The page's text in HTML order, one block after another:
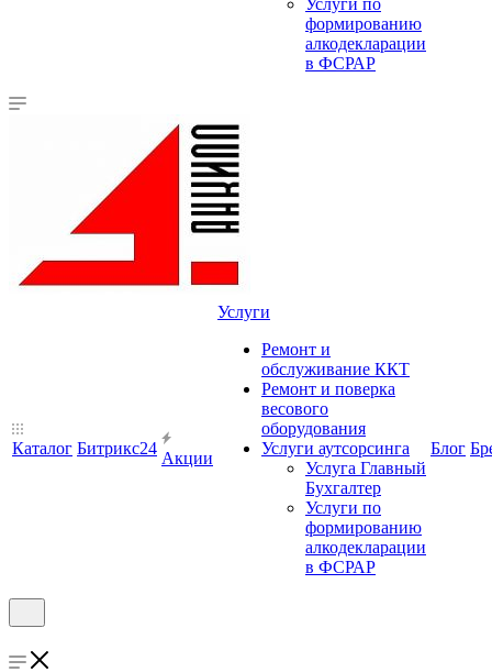
Услуги по
формированию
алкодекларации
в ФСРАР
Каталог Битрикс24
Акции
Услуги
Ремонт и
обслуживание ККТ
Ремонт и поверка
весового
оборудования
Услуги аутсорсинга
Услуга Главный
Бухгалтер
Услуги по
формированию
алкодекларации
в ФСРАР
Блог